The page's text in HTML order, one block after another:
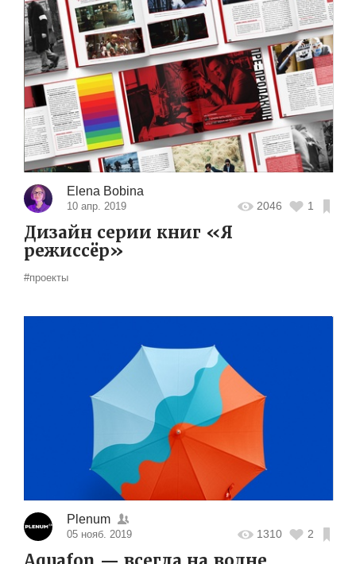
Elena Bobina
10 апр. 2019 2046 1
Дизайн серии книг «Я
режиссёр»
#проекты
Plenum
05 нояб. 2019 1310 2